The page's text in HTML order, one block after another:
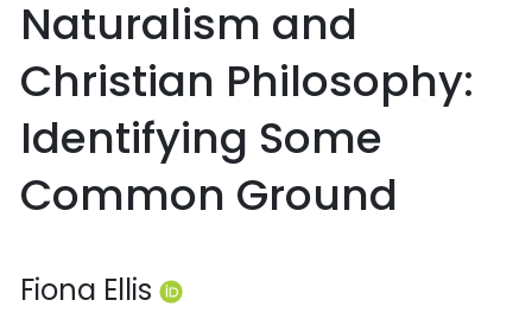
Naturalism and
Christian Philosophy:
Identifying Some
Common Ground
Fiona Ellis